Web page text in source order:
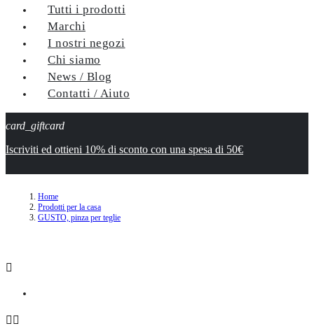
Tutti i prodotti
Marchi
I nostri negozi
Chi siamo
News / Blog
Contatti / Aiuto
card_giftcard
Iscriviti ed ottieni 10% di sconto con una spesa di 50€
Home
Prodotti per la casa
GUSTO, pinza per teglie

 